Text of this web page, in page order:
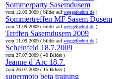
Sommerparty Sasemdusem
vom 12.09.2009 ( bilder aufweggefoehnt.de )
Sommertreffen MF Sasem Dusem
vom 11.09.2009 ( bilder aufweggefoehnt.de )
Treffen Sasemdusem 2009
vom 11.09.2009 ( bilder aufweggefoehnt.de )
Scheinfeld 18.7.2009
vom 27.07.2009 ( 40 Bilder )
Jeanne d´Arc 18.7.
vom 26.07.2009 ( 15 Bilder )
supermoto beta training